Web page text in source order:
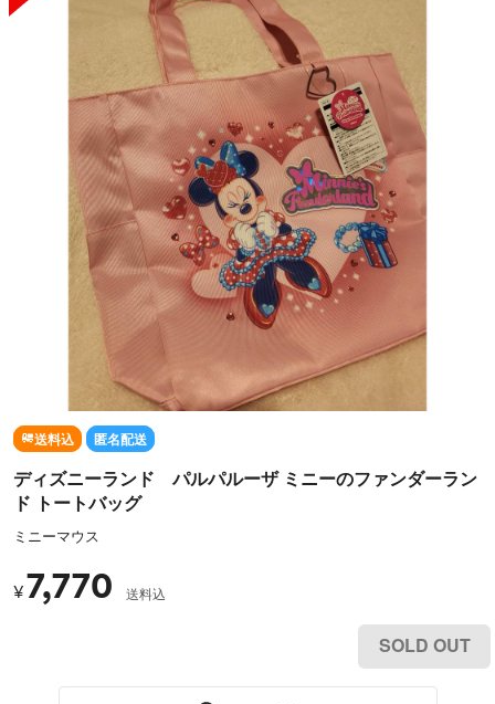
送料込 匿名配送
ディズニーランド パルパルーザ ミニーのファンダーラン
ド トートバッグ
ミニーマウス
¥7,770 送料込
SOLD OUT